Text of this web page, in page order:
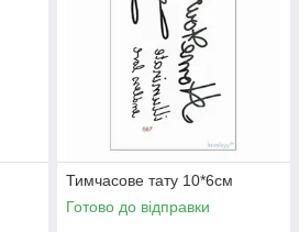
Тимчасове тату 10*6см
Готово до відправки